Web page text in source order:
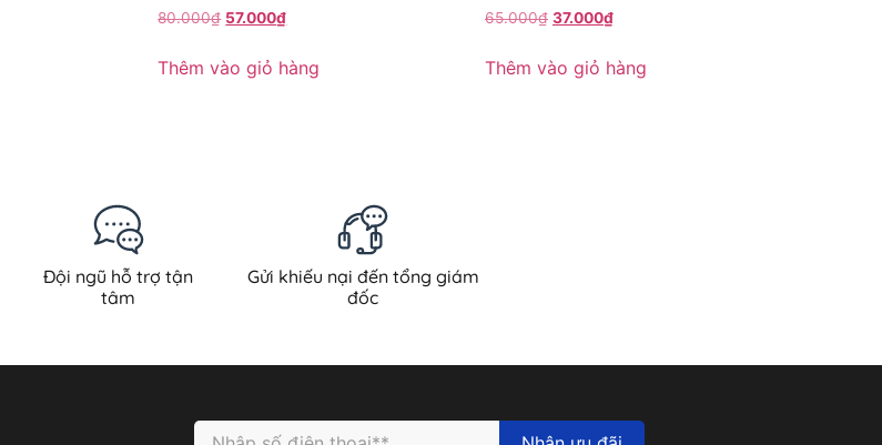
80.000₫ 57.000₫
Thêm vào giỏ hàng
65.000₫ 37.000₫
Thêm vào giỏ hàng
Đội ngũ hỗ trợ tận
tâm
Gửi khiếu nại đến tổng giám
đốc